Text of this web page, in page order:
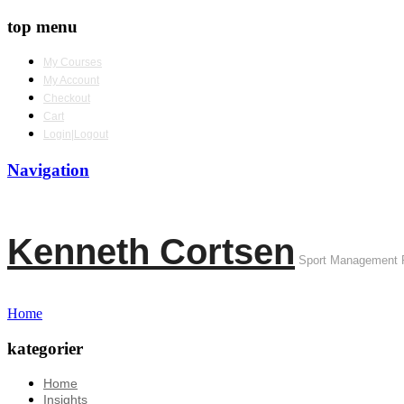
top menu
My Courses
My Account
Checkout
Cart
Login|Logout
Navigation
Kenneth Cortsen Sport Management
Home
kategorier
Home
Insights